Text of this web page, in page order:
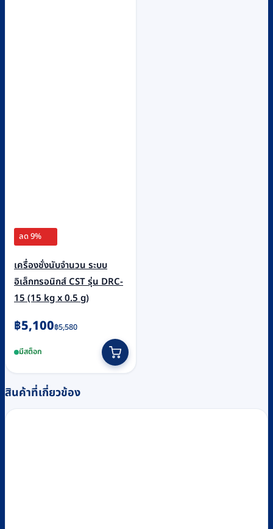
ลด 9%
เครื่องชั่งนับจำนวน ระบบ
อิเล็กทรอนิกส์ CST รุ่น DRC-
15 (15 kg x 0.5 g)
฿5,580
Original
was:
฿5,580.
฿5,100
Current
is:
฿5,100.
มีสต็อก
สินค้าที่เกี่ยวข้อง